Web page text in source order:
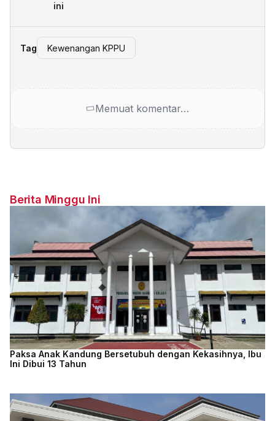
ini
Tag Kewenangan KPPU
Memuat komentar…
Berita Minggu Ini
Paksa Anak Kandung Bersetubuh dengan Kekasihnya, Ibu
Ini Dibui 13 Tahun